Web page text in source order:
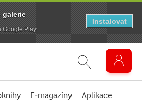
E-magazíny Aplikace
galerie
Google Play
Instalovat